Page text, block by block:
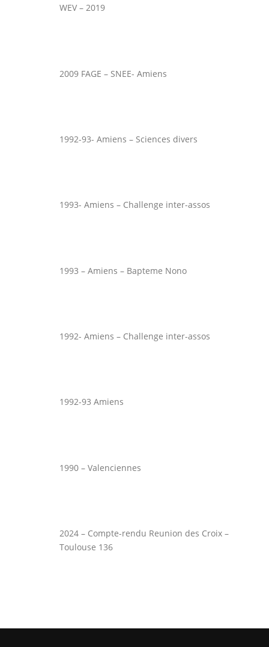
WEV – 2019
2009 FAGE – SNEE- Amiens
1992-93- Amiens – Sciences divers
1993- Amiens – Challenge inter-assos
1993 – Amiens – Bapteme Nono
1992- Amiens – Challenge inter-assos
1992-93 Amiens
1990 – Valenciennes
2024 – Compte-rendu Reunion des Croix –
Toulouse 136